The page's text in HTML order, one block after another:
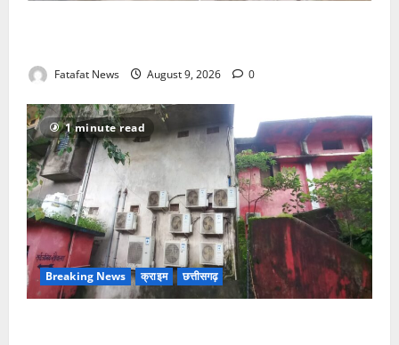
Fatafat News August 9, 2026 0
1 minute read
Breaking News क्राइम छत्तीसगढ़